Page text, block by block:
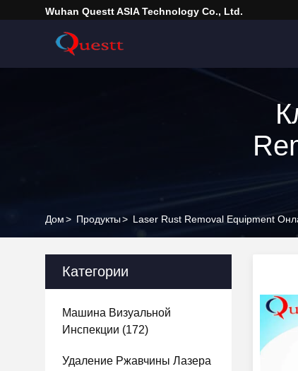
Wuhan Questt ASIA Technology Co., Ltd.
Дом> Продукты> Laser Rust Removal Equipment
Категории
Машина Визуальной
Инспекции (172)
Удаление Ржавчины Лазера